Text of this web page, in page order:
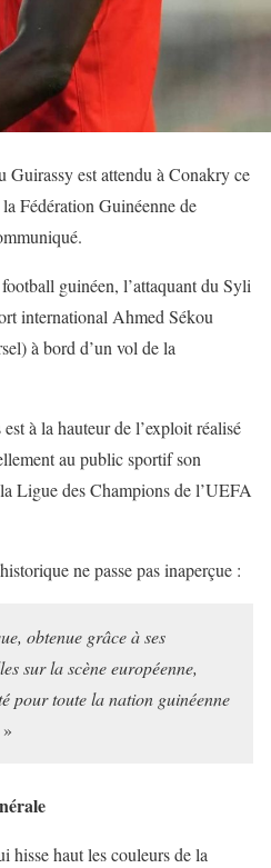
Guirassy est attendu à Conakry ce
Fédération Guinéenne de
guinéen, l’attaquant du Syli
international Ahmed Sékou
à bord d’un vol de la
à la hauteur de l’exploit réalisé
au public sportif son
Ligue des Champions de l’UEFA
ne passe pas inaperçue :
obtenue grâce à ses
sur la scène européenne,
pour toute la nation guinéenne
hisse haut les couleurs de la